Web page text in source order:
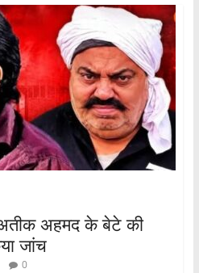
अहमद के बेटे की
जांच
0